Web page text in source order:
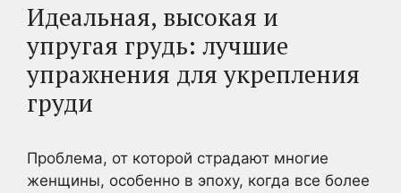
Идеальная, высокая и
упругая грудь: лучшие
упражнения для укрепления
груди
Проблема, от которой страдают многие
женщины, особенно в эпоху, когда все более